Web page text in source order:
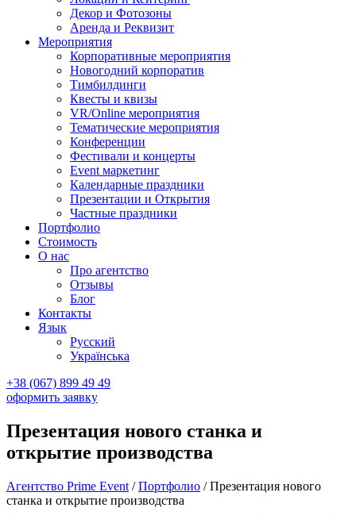
Декор и Фотозоны
Аренда и Реквизит
Мероприятия
Корпоративные мероприятия
Новогодний корпоратив
Тимбилдинги
Квесты и квизы
VR/Online мероприятия
Тематические мероприятия
Конференции
Фестивали и концерты
Event маркетинг
Календарные праздники
Презентации и Открытия
Частные праздники
Портфолио
Стоимость
О нас
Про агентство
Отзывы
Блог
Контакты
Язык
Русский
Українська
+38 (067) 899 49 49
оформить заявку
Презентация нового станка и
открытие производства
Агентство Prime Event /Портфолио /Презентация нового
станка и открытие производства